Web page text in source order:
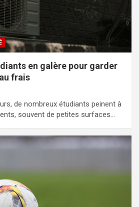
en galère pour garder
frais
de nombreux étudiants peinent à
souvent de petites surfaces…